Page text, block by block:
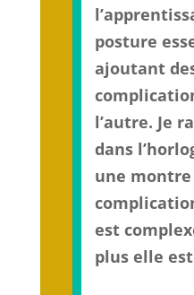
posture
ajoutant
l’autre. Je
dans
une
est
plus elle